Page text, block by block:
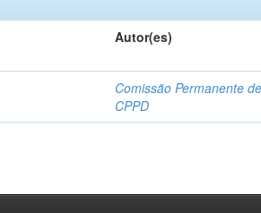
Autor(es)
Comissão Permanente
CPPD